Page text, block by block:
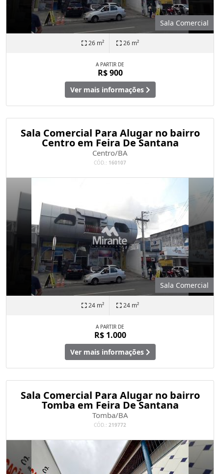
Sala Comercial
26 m² 26 m²
A PARTIR DE
R$ 900
Ver mais informações
Sala Comercial Para Alugar no bairro
Centro em Feira De Santana
Centro/BA
CÓD.: 160107
Sala Comercial
24 m² 24 m²
A PARTIR DE
R$ 1.000
Ver mais informações
Sala Comercial Para Alugar no bairro
Tomba em Feira De Santana
Tomba/BA
CÓD.: 219772